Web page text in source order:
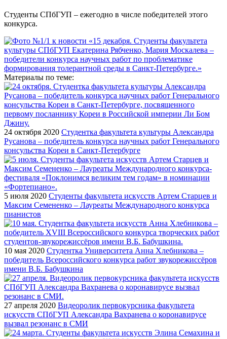
Студенты СПбГУП – ежегодно в числе победителей этого
конкурса.
Материалы по теме:
24 октября 2020 Студентка факультета культуры Александра
Русанова – победитель конкурса научных работ Генерального
консульства Кореи в Санкт-Петербурге
5 июля 2020 Студенты факультета искусств Артем Старцев и
Максим Семененко – Лауреаты Международного конкурса
пианистов
10 мая 2020 Студентка Университета Анна Хлебникова –
победитель Всероссийского конкурса работ звукорежиссёров
имени В.Б. Бабушкина
27 апреля 2020 Видеоролик первокурсника факультета
искусств СПбГУП Александра Вахранева о коронавирусе
вызвал резонанс в СМИ